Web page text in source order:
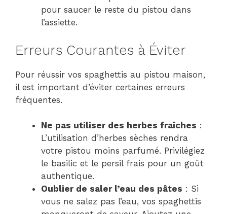
pour saucer le reste du pistou dans
l’assiette.
Erreurs Courantes à Éviter
Pour réussir vos spaghettis au pistou maison,
il est important d’éviter certaines erreurs
fréquentes.
Ne pas utiliser des herbes fraîches :
L’utilisation d’herbes sèches rendra
votre pistou moins parfumé. Privilégiez
le basilic et le persil frais pour un goût
authentique.
Oublier de saler l’eau des pâtes : Si
vous ne salez pas l’eau, vos spaghettis